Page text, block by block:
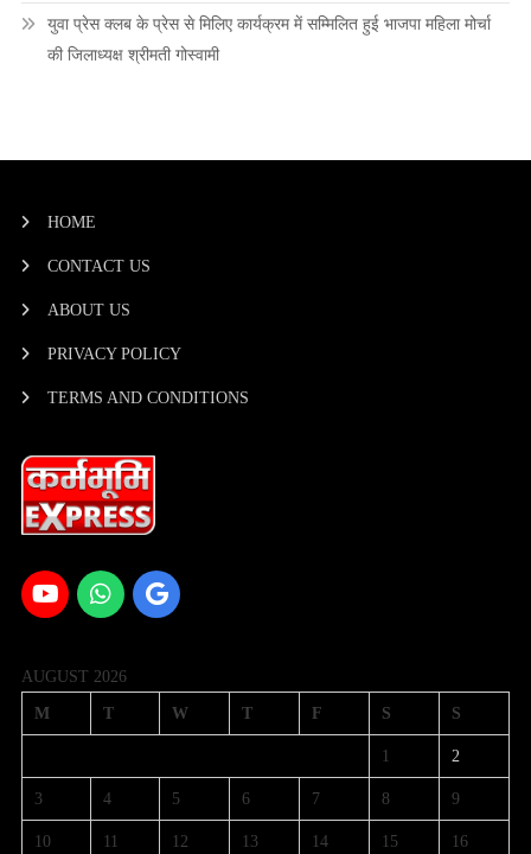
युवा प्रेस क्लब के प्रेस से मिलिए कार्यक्रम में सम्मिलित हुई भाजपा महिला मोर्चा
की जिलाध्यक्ष श्रीमती गोस्वामी
HOME
CONTACT US
ABOUT US
PRIVACY POLICY
TERMS AND CONDITIONS
AUGUST 2026
M T W T F S S
1 2
3 4 5 6 7 8 9
10 11 12 13 14 15 16